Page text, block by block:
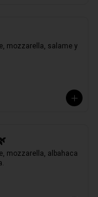
mozzarella, salame y
mozzarella, albahaca